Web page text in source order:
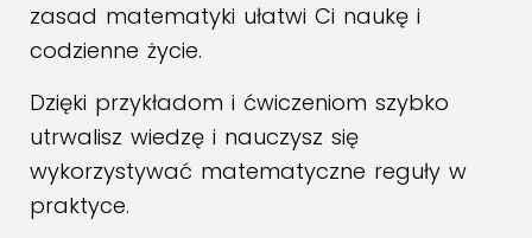
zasad matematyki ułatwi Ci naukę i
codzienne życie.
Dzięki przykładom i ćwiczeniom szybko
utrwalisz wiedzę i nauczysz się
wykorzystywać matematyczne reguły w
praktyce.